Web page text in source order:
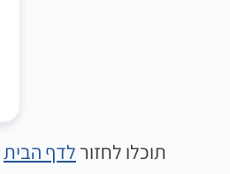
תוכלו לחזור לדף הבית